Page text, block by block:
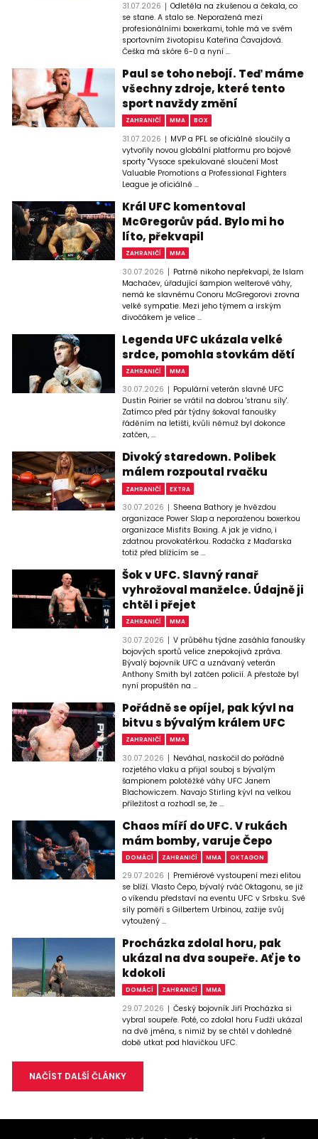
31.07.2026
Odletěla na zkušenou a čekala, co
se stane. A stalo se. Neporažená mezi
profesionálními boxerkami, tohle má ve svém
sportovním životopisu Kateřina Čavajdová.
Češka má skóre 6-0 a nyní ...
Paul se toho nebojí. Teď máme
všechny zdroje, které tento
sport navždy změní
ZAHRANIČÍ MMA BOX
31.07.2026
MVP a PFL se oficiálně sloučily a
vytvořily novou globální platformu pro bojové
sporty "Vysoce spekulované sloučení Most
Valuable Promotions a Professional Fighters
League je oficiálně ...
Král UFC komentoval
McGregorův pád. Bylo mi ho
líto, překvapil
ZAHRANIČÍ MMA
30.07.2026
Patrně nikoho nepřekvapí, že Islam
Machačev, úřadující šampion welterové váhy,
nemá ke slavnému Conoru McGregorovi zrovna
velké sympatie. Mezi jeho týmem a irským
divočákem je velice ...
Legenda UFC ukázala velké
srdce, pomohla stovkám dětí
ZAHRANIČÍ MMA
30.07.2026
Populární veterán slavné UFC
Dustin Poirier se vrátil na dobrou 'stranu síly'.
Zatímco před pár týdny šokoval fanoušky
řáděním na letišti, kvůli němuž byl dokonce
zatčen, ...
Divoký staredown. Polibek
málem rozpoutal rvačku
ZAHRANIČÍ EXTRA
30.07.2026
Sheena Bathory je hvězdou
organizace Power Slap a neporaženou boxerkou
organizace Misfits Boxing. A jak je vidno, i
zdatnou provokatérkou. Rodačka z Maďarska
totiž před blížícím se ...
Šok v UFC. Slavný ranař
vyhrožoval manželce. Údajně ji
chtěl i přejet
ZAHRANIČÍ MMA
30.07.2026
V průběhu týdne zasáhla fanoušky
bojových sportů velice znepokojivá zpráva.
Bývalý bojovník UFC a uznávaný veterán
Anthony Smith byl zatčen policií. A přestože byl
nyní propuštěn na ...
Pořádně se opíjel, pak kývl na
bitvu s bývalým králem UFC
ZAHRANIČÍ MMA
30.07.2026
Neváhal, naskočil do pořádně
rozjetého vlaku a přijal souboj s bývalým
šampionem polotěžké váhy UFC Janem
Blachowiczem. Navajo Stirling kývl na velkou
příležitost a rozhodl se, že ...
Chaos míří do UFC. V rukách
mám bomby, varuje Čepo
DOMÁCÍ ZAHRANIČÍ MMA OKTAGON
29.07.2026
Premiérové vystoupení mezi elitou
se blíží. Vlasto Čepo, bývalý rváč Oktagonu, se již
o víkendu představí na eventu UFC v Srbsku. Své
síly poměří s Gilbertem Urbinou, zažije svůj
vytoužený ...
Procházka zdolal horu, pak
ukázal na dva soupeře. Ať je to
kdokoli
DOMÁCÍ ZAHRANIČÍ MMA
29.07.2026
Český bojovník Jiří Procházka si
vybral soupeře. Poté, co zdolal horu Fudži ukázal
na dvě jména, s nimiž by se chtěl v dohledné
době utkat pod hlavičkou UFC.
NAČÍST DALŠÍ ČLÁNKY